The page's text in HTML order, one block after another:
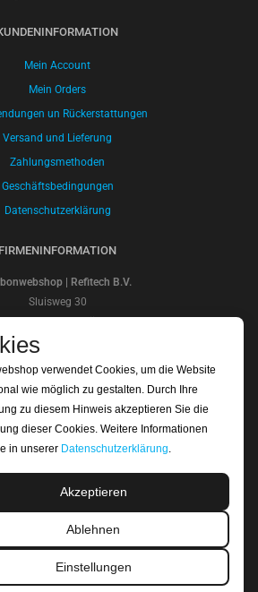
Mein Account
Mein Orders
un Rückerstattungen
Versand und Lieferung
Zahlungsmethoden
Geschäftsbedingungen
Datenschutzerklärung
FIRMENINFORMATION
| Refitech B.V.
Sluisweg 30
Die Niederlande
NL.8066.64.605.b01
UNSERE BEWERTUNGEN
verwendet Cookies, um die Website
wie möglich zu gestalten. Durch Ihre
zu diesem Hinweis akzeptieren Sie die
dieser Cookies. Weitere Informationen
in unserer Datenschutzerklärung.
Akzeptieren
Ablehnen
Einstellungen